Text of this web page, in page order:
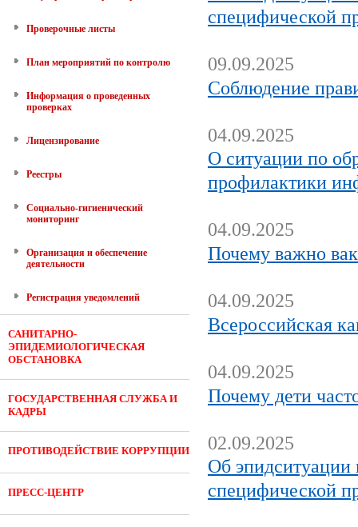
Проверочные листы
План мероприятий по контролю
Информация о проведенных
проверках
Лицензирование
Реестры
Социально-гигиенический
мониторинг
Организация и обеспечение
деятельности
Регистрация уведомлений
САНИТАРНО-
ЭПИДЕМИОЛОГИЧЕСКАЯ
ОБСТАНОВКА
ГОСУДАРСТВЕННАЯ СЛУЖБА И
КАДРЫ
ПРОТИВОДЕЙСТВИЕ КОРРУПЦИИ
ПРЕСС-ЦЕНТР
специфической
09.09.2025
Соблюдение
04.09.2025
О ситуации по
профилактики
04.09.2025
Почему важно
04.09.2025
Всероссийская
04.09.2025
Почему дети
02.09.2025
Об
специфической